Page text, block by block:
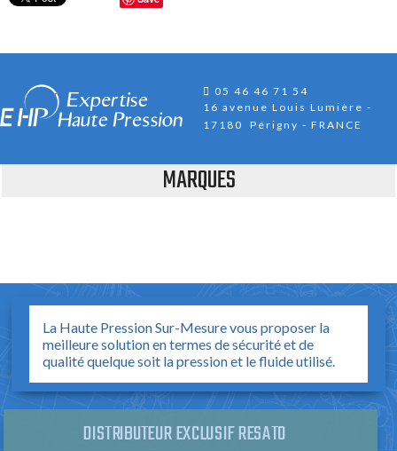
05 46 46 71 54
16 avenue Louis Lumière
17180 Périgny - FRANCE
MARQUES
La Haute Pression Sur-Mesure vous proposer la
meilleure solution en termes de sécurité et de
qualité quelque soit la pression et le fluide utilisé.
DISTRIBUTEUR EXCLUSIF RESATO